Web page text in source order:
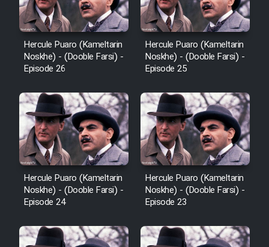
Film Toofangar (Dooble Farsi)
Film Velgarde Vahshi (Dooble
Hercule Puaro (Kameltarin
Noskhe) - (Dooble Farsi) -
Episode 26
Hercule Puaro (Kameltarin
Noskhe) - (Dooble Farsi) -
Episode 25
Hercule Puaro (Kameltarin
Noskhe) - (Dooble Farsi) -
Episode 24
Hercule Puaro (Kameltarin
Noskhe) - (Dooble Farsi) -
Episode 23